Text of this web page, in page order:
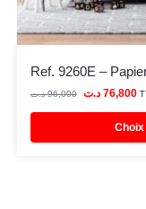
Ref. 9260E –
96,000 د.ت 76,800 د.ت